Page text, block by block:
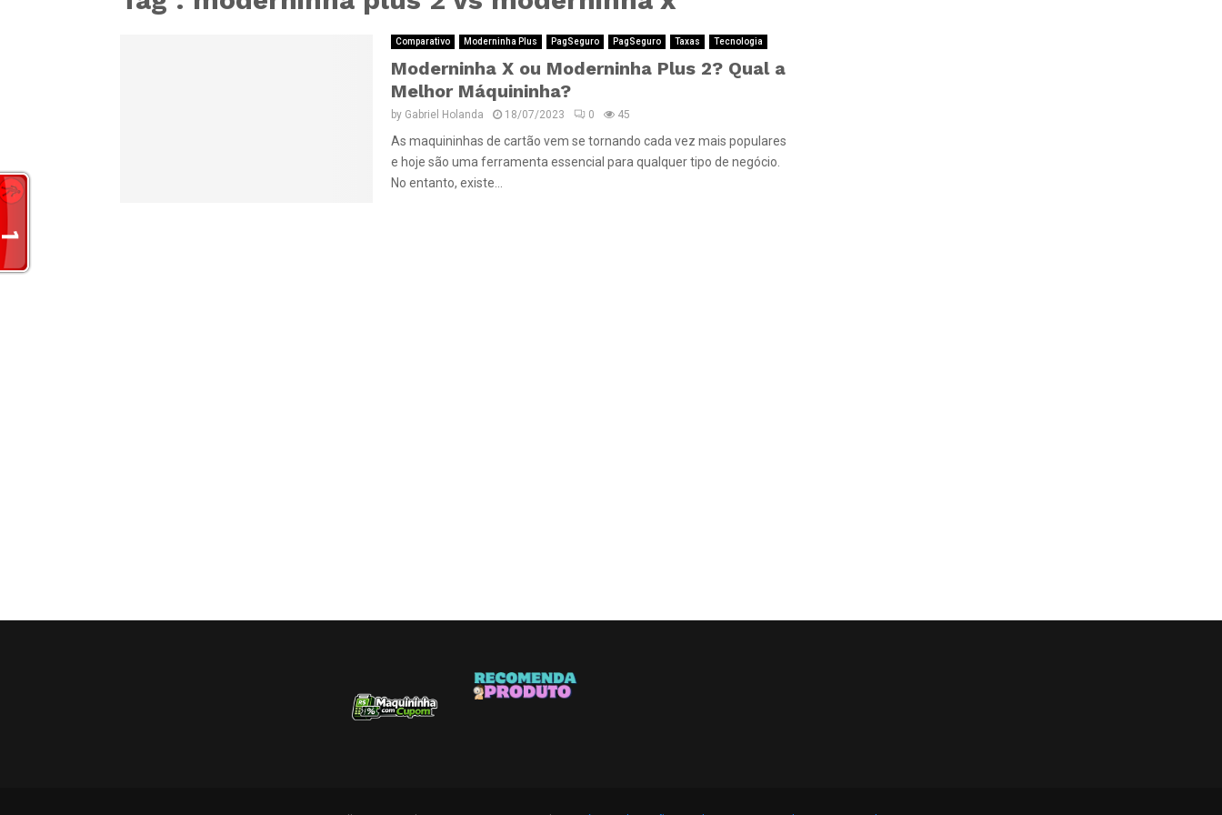
Comparativo Moderninha Plus PagSeguro PagSeguro Taxas Tecnologia
Moderninha X ou Moderninha Plus 2? Qual a
Melhor Máquininha?
by Gabriel Holanda 18/07/2023 0 45
As maquininhas de cartão vem se tornando cada vez mais populares
e hoje são uma ferramenta essencial para qualquer tipo de negócio.
No entanto, existe...